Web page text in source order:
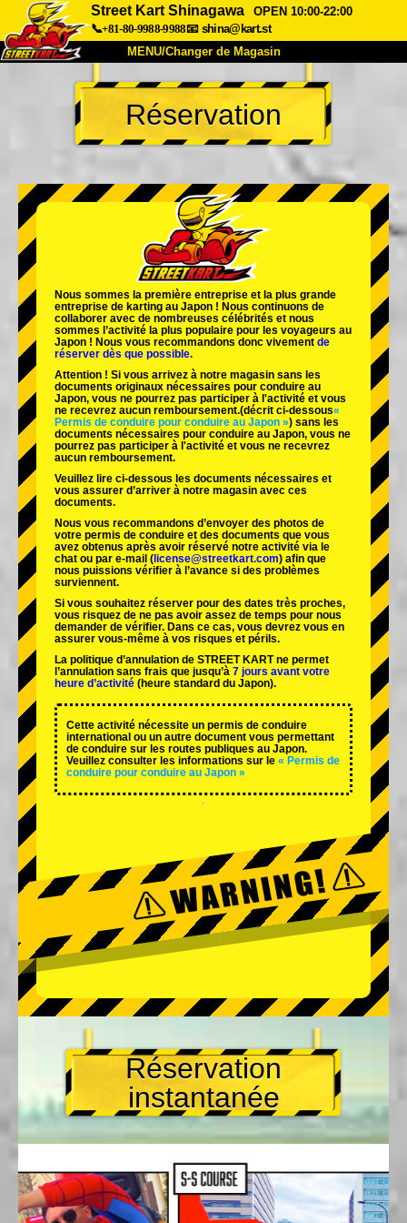
Street Kart Shinagawa
OPEN 10:00-22:00
📞+81-80-9988-9988📧 shina@kart.st
MENU/Changer de Magasin
ACCUEIL
À Propos Caractéristiques Tarifs
Entreprise Réservation
Changer de Magasin
Tokyo Shinagawa Tokyo Akihabara#1
Tokyo Akihabara#2
Tokyo Shibuya Annexe Baie de Tokyo
Tokyo Asakusa Osaka
Réservation
Nous sommes la première entreprise et la plus grande
entreprise de karting au Japon ! Nous continuons de
collaborer avec de nombreuses célébrités et nous
sommes l’activité la plus populaire pour les voyageurs au
Japon ! Nous vous recommandons donc vivement de
réserver dès que possible.
Attention ! Si vous arrivez à notre magasin sans les
documents originaux nécessaires pour conduire au
Japon, vous ne pourrez pas participer à l'activité et vous
ne recevrez aucun remboursement.(décrit ci-dessous«
Permis de conduire pour conduire au Japon ») sans les
documents nécessaires pour conduire au Japon, vous ne
pourrez pas participer à l'activité et vous ne recevrez
aucun remboursement.
Veuillez lire ci-dessous les documents nécessaires et
vous assurer d’arriver à notre magasin avec ces
documents.
Nous vous recommandons d’envoyer des photos de
votre permis de conduire et des documents que vous
avez obtenus après avoir réservé notre activité via le
chat ou par e-mail ( license@streetkart.com) afin que
nous puissions vérifier à l’avance si des problèmes
surviennent.
Si vous souhaitez réserver pour des dates très proches,
vous risquez de ne pas avoir assez de temps pour nous
demander de vérifier. Dans ce cas, vous devrez vous en
assurer vous-même à vos risques et périls.
La politique d’annulation de STREET KART ne permet
l’annulation sans frais que jusqu’à 7 jours avant votre
heure d’activité (heure standard du Japon).
Cette activité nécessite un permis de conduire
international ou un autre document vous permettant
de conduire sur les routes publiques au Japon.
Veuillez consulter les informations sur le « Permis de
conduire pour conduire au Japon »
Réservation
instantanée